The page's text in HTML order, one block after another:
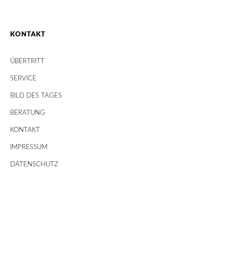
KONTAKT
ÜBERTRITT
SERVICE
BILD DES TAGES
BERATUNG
KONTAKT
IMPRESSUM
DATENSCHUTZ